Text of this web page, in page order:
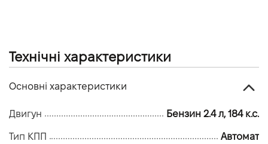
Технічні характеристики
Основні характеристики
Двигун Бензин 2.4 л, 184 к.с.
Тип КПП Автомат